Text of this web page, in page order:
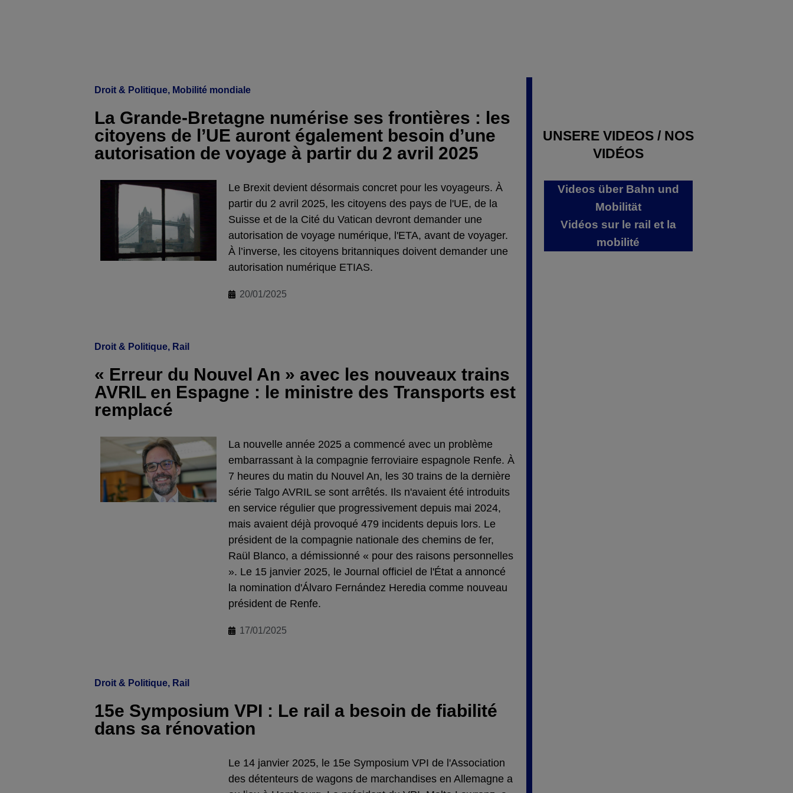
Droit & Politique, Mobilité mondiale
La Grande-Bretagne numérise ses frontières : les
citoyens de l’UE auront également besoin d’une
autorisation de voyage à partir du 2 avril 2025
Le Brexit devient désormais concret pour les voyageurs. À
partir du 2 avril 2025, les citoyens des pays de l'UE, de la
Suisse et de la Cité du Vatican devront demander une
autorisation de voyage numérique, l'ETA, avant de voyager.
À l’inverse, les citoyens britanniques doivent demander une
autorisation numérique ETIAS.
20/01/2025
Droit & Politique, Rail
« Erreur du Nouvel An » avec les nouveaux trains
AVRIL en Espagne : le ministre des Transports est
remplacé
La nouvelle année 2025 a commencé avec un problème
embarrassant à la compagnie ferroviaire espagnole Renfe. À
7 heures du matin du Nouvel An, les 30 trains de la dernière
série Talgo AVRIL se sont arrêtés. Ils n'avaient été introduits
en service régulier que progressivement depuis mai 2024,
mais avaient déjà provoqué 479 incidents depuis lors. Le
président de la compagnie nationale des chemins de fer,
Raül Blanco, a démissionné « pour des raisons personnelles
». Le 15 janvier 2025, le Journal officiel de l'État a annoncé
la nomination d'Álvaro Fernández Heredia comme nouveau
président de Renfe.
17/01/2025
Droit & Politique, Rail
15e Symposium VPI : Le rail a besoin de fiabilité
dans sa rénovation
Le 14 janvier 2025, le 15e Symposium VPI de l'Association
des détenteurs de wagons de marchandises en Allemagne a
UNSERE VIDEOS / NOS
VIDÉOS
Videos über Bahn und
Mobilität
Vidéos sur le rail et la
mobilité